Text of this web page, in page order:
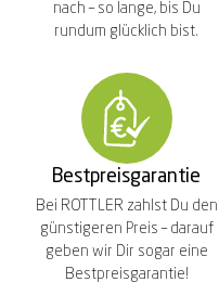
nach – so lange, bis Du
rundum glücklich bist.
Bestpreisgarantie
Bei ROTTLER zahlst Du den
günstigeren Preis – darauf
geben wir Dir sogar eine
Bestpreisgarantie!